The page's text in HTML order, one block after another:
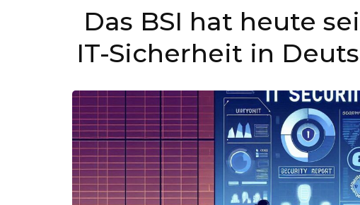
erstellen
Das BSI hat heute
IT-Sicherheit in